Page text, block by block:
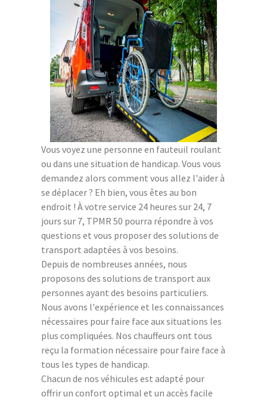
Vous voyez une personne en fauteuil roulant
ou dans une situation de handicap. Vous vous
demandez alors comment vous allez l'aider à
se déplacer ? Eh bien, vous êtes au bon
endroit ! À votre service 24 heures sur 24, 7
jours sur 7, TPMR 50 pourra répondre à vos
questions et vous proposer des solutions de
transport adaptées à vos besoins.
Depuis de nombreuses années, nous
proposons des solutions de transport aux
personnes ayant des besoins particuliers.
Nous avons l'expérience et les connaissances
nécessaires pour faire face aux situations les
plus compliquées. Nos chauffeurs ont tous
reçu la formation nécessaire pour faire face à
tous les types de handicap.
Chacun de nos véhicules est adapté pour
offrir un confort optimal et un accès facile